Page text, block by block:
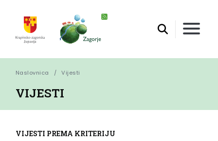
Naslovnica Vijesti
VIJESTI
VIJESTI PREMA KRITERIJU